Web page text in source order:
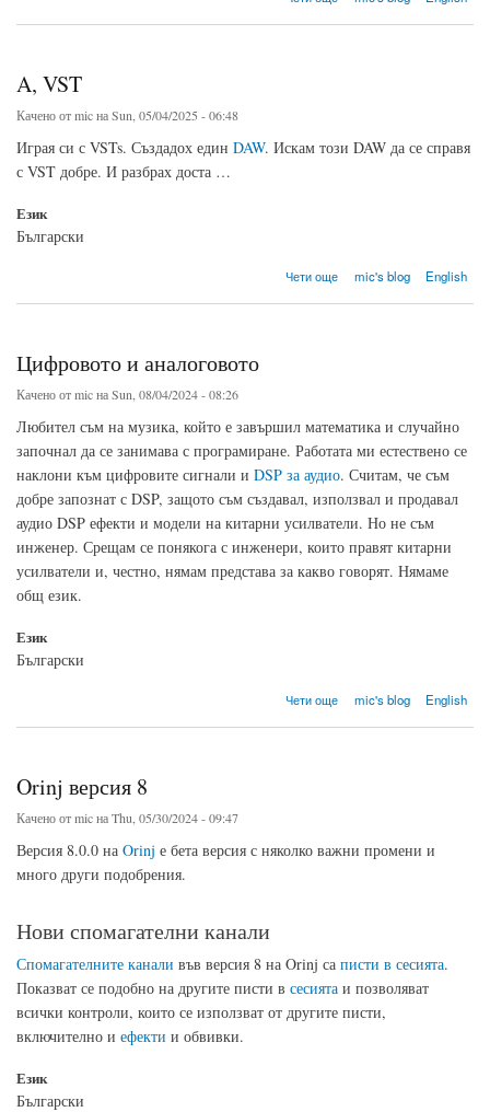
A, VST
Качено отmicна Sun, 05/04/2025 - 06:48
Играя си с VSTs. Създадох един DAW. Искам този DAW да се справя
с VST добре. И разбрах доста …
Език
Български
Чети още mic's blog English
Цифровото и аналоговото
Качено отmicна Sun, 08/04/2024 - 08:26
Любител съм на музика, който е завършил математика и случайно
започнал да се занимава с програмиране. Работата ми естествено се
наклони към цифровите сигнали и DSP за аудио. Считам, че съм
добре запознат с DSP, защото съм създавал, използвал и продавал
аудио DSP ефекти и модели на китарни усилватели. Но не съм
инженер. Срещам се понякога с инженери, които правят китарни
усилватели и, честно, нямам представа за какво говорят. Нямаме
общ език.
Език
Български
Чети още mic's blog English
Orinj версия 8
Качено отmicна Thu, 05/30/2024 - 09:47
Версия 8.0.0 на Orinj е бета версия с няколко важни промени и
много други подобрения.
Нови спомагателни канали
Спомагателните канали във версия 8 на Orinj са писти в сесията.
Показват се подобно на другите писти в сесията и позволяват
всички контроли, които се използват от другите писти,
включително и ефекти и обвивки.
Език
Български